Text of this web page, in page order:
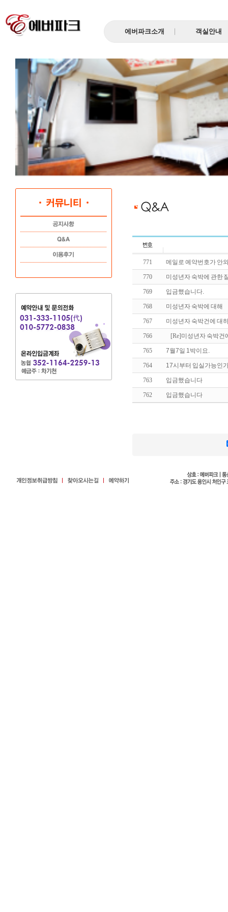
에버파크소개 객실안내
771 메일로 예약번호가 안
770 미성년자 숙박에 관한
769 입금했습니다.
768 미성년자 숙박에 대해
767 미성년자 숙박건에 대
766 [Re] 미성년자 숙박건
765 7월7일 1박이요.
764 17시부터 입실가능인
763 입금했습니다
762 입금했습니다